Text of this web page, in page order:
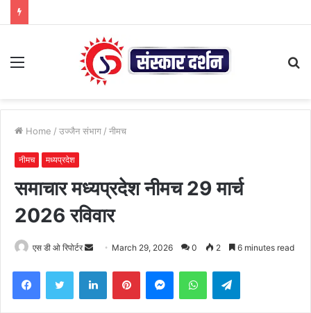
Menu
Home / उज्जैन संभाग / नीमच
नीमच मध्यप्रदेश
समाचार मध्यप्रदेश नीमच 29 मार्च
2026 रविवार
एस डी ओ रिपोर्टर
Send March 29, 2026 0 2 6 minutes read
FacebookTwitter LinkedInPinterestMessengerWhatsAppTelegram